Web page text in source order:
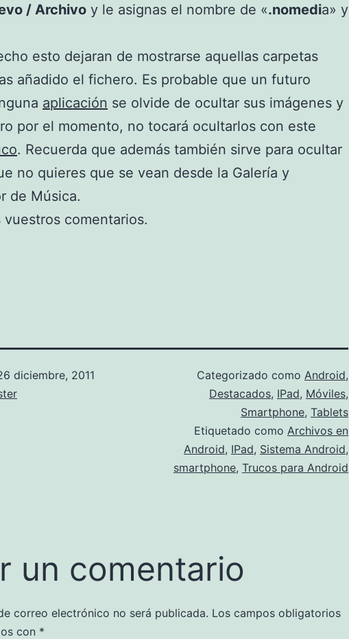
/ Archivo y le asignas el nombre de «.nomedia» y
esto dejaran de mostrarse aquellas carpetas
añadido el fichero. Es probable que un futuro
aplicación se olvide de ocultar sus imágenes y
por el momento, no tocará ocultarlos con este
. Recuerda que además también sirve para ocultar
no quieres que se vean desde la Galería y
de Música.
vuestros comentarios.
diciembre, 2011
Categorizado como Android,
Destacados, IPad, Móviles,
Smartphone, Tablets
Etiquetado como Archivos en
Android, IPad, Sistema Android,
smartphone, Trucos para Android
un comentario
correo electrónico no será publicada. Los campos obligatorios
con *